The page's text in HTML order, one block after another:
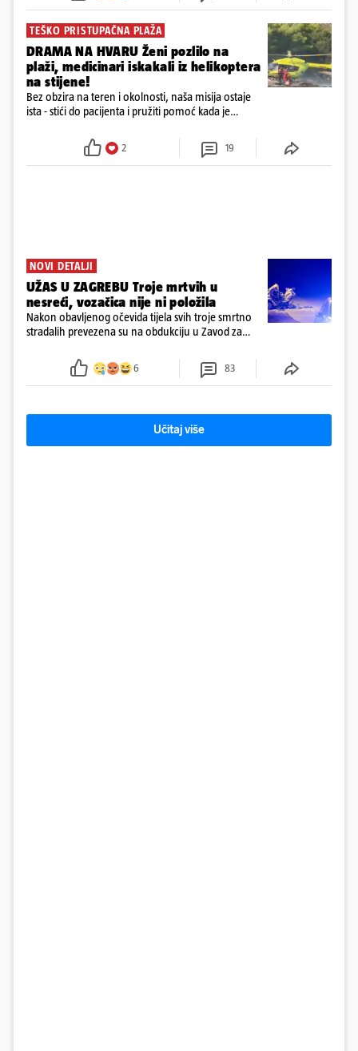
TEŠKO PRISTUPAČNA PLAŽA
DRAMA NA HVARU Ženi pozlilo na
plaži, medicinari iskakali iz helikoptera
na stijene!
Bez obzira na teren i okolnosti, naša misija ostaje
ista - stići do pacijenta i pružiti pomoć kada je
2 19
NOVI DETALJI
UŽAS U ZAGREBU Troje mrtvih u
nesreći, vozačica nije ni položila
Nakon obavljenog očevida tijela svih troje smrtno
stradalih prevezena su na obdukciju u Zavod za
policija nastavlja kriminalističko istraživanje
6 83
Učitaj više